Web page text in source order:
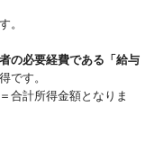
。
の必要経費である「給与
です。
合計所得金額となりま